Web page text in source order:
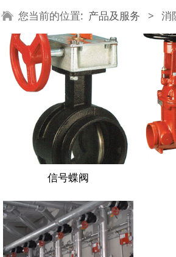
您当前的位置: 产品及服务 > 消
信号蝶阀